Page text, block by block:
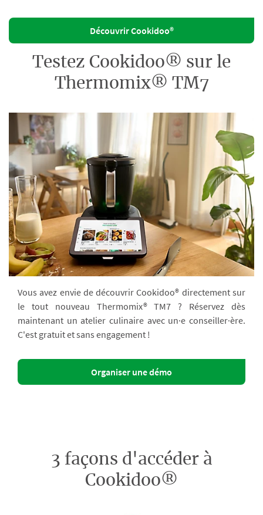
Découvrir Cookidoo®
Testez Cookidoo® sur le
Thermomix® TM7
Vous avez envie de découvrir Cookidoo® directement sur
le tout nouveau Thermomix® TM7 ? Réservez dès
maintenant un atelier culinaire avec un·e conseiller·ère.
C'est gratuit et sans engagement !
Organiser une démo
3 façons d'accéder à
Cookidoo®